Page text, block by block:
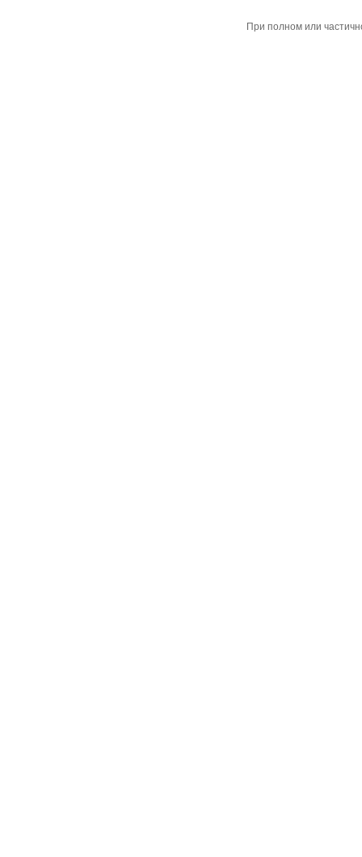
При полном или